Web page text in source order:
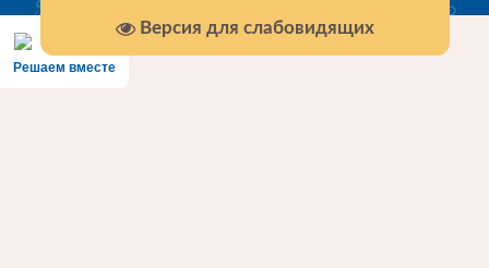
Версия для слабовидящих
Решаем вместе